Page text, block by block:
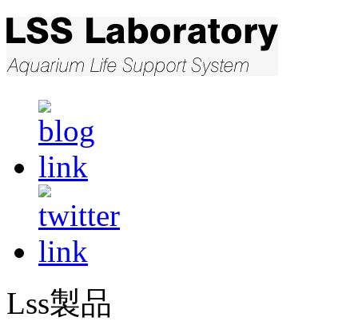
Lss製品